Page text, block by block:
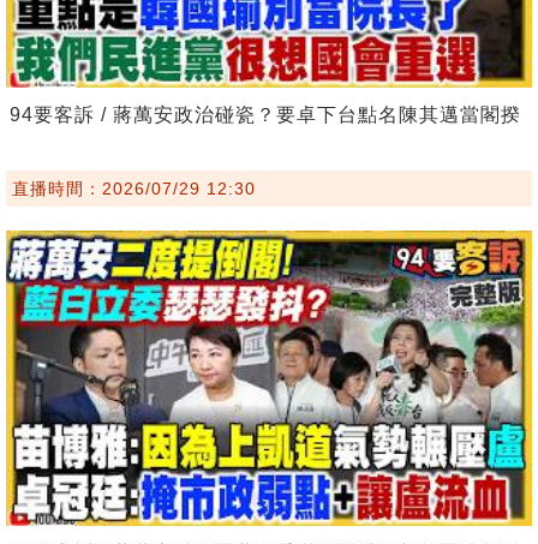
94要客訴 / 蔣萬安政治碰瓷？要卓下台點名陳其邁當閣揆
直播時間：2026/07/29 12:30